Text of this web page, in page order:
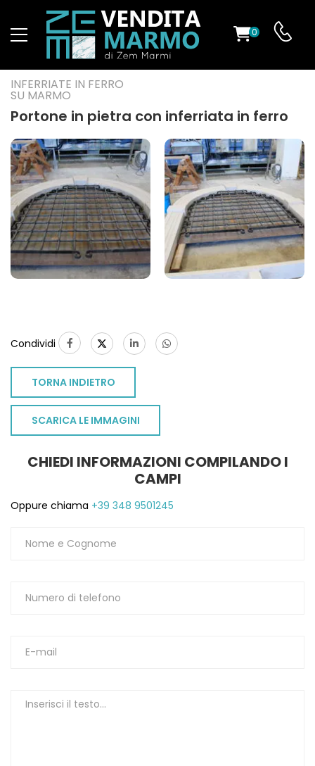
0
INFERRIATE IN FERRO
SU MARMO
Portone in pietra con inferriata in ferro
Condividi
TORNA INDIETRO
SCARICA LE IMMAGINI
CHIEDI INFORMAZIONI COMPILANDO I
CAMPI
Oppure chiama +39 348 9501245